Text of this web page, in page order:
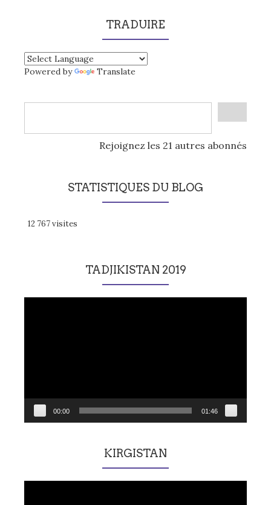
TRADUIRE
Powered by Translate
Rejoignez les 21 autres abonnés
STATISTIQUES DU BLOG
12 767 visites
TADJIKISTAN 2019
00:00 01:46
KIRGISTAN